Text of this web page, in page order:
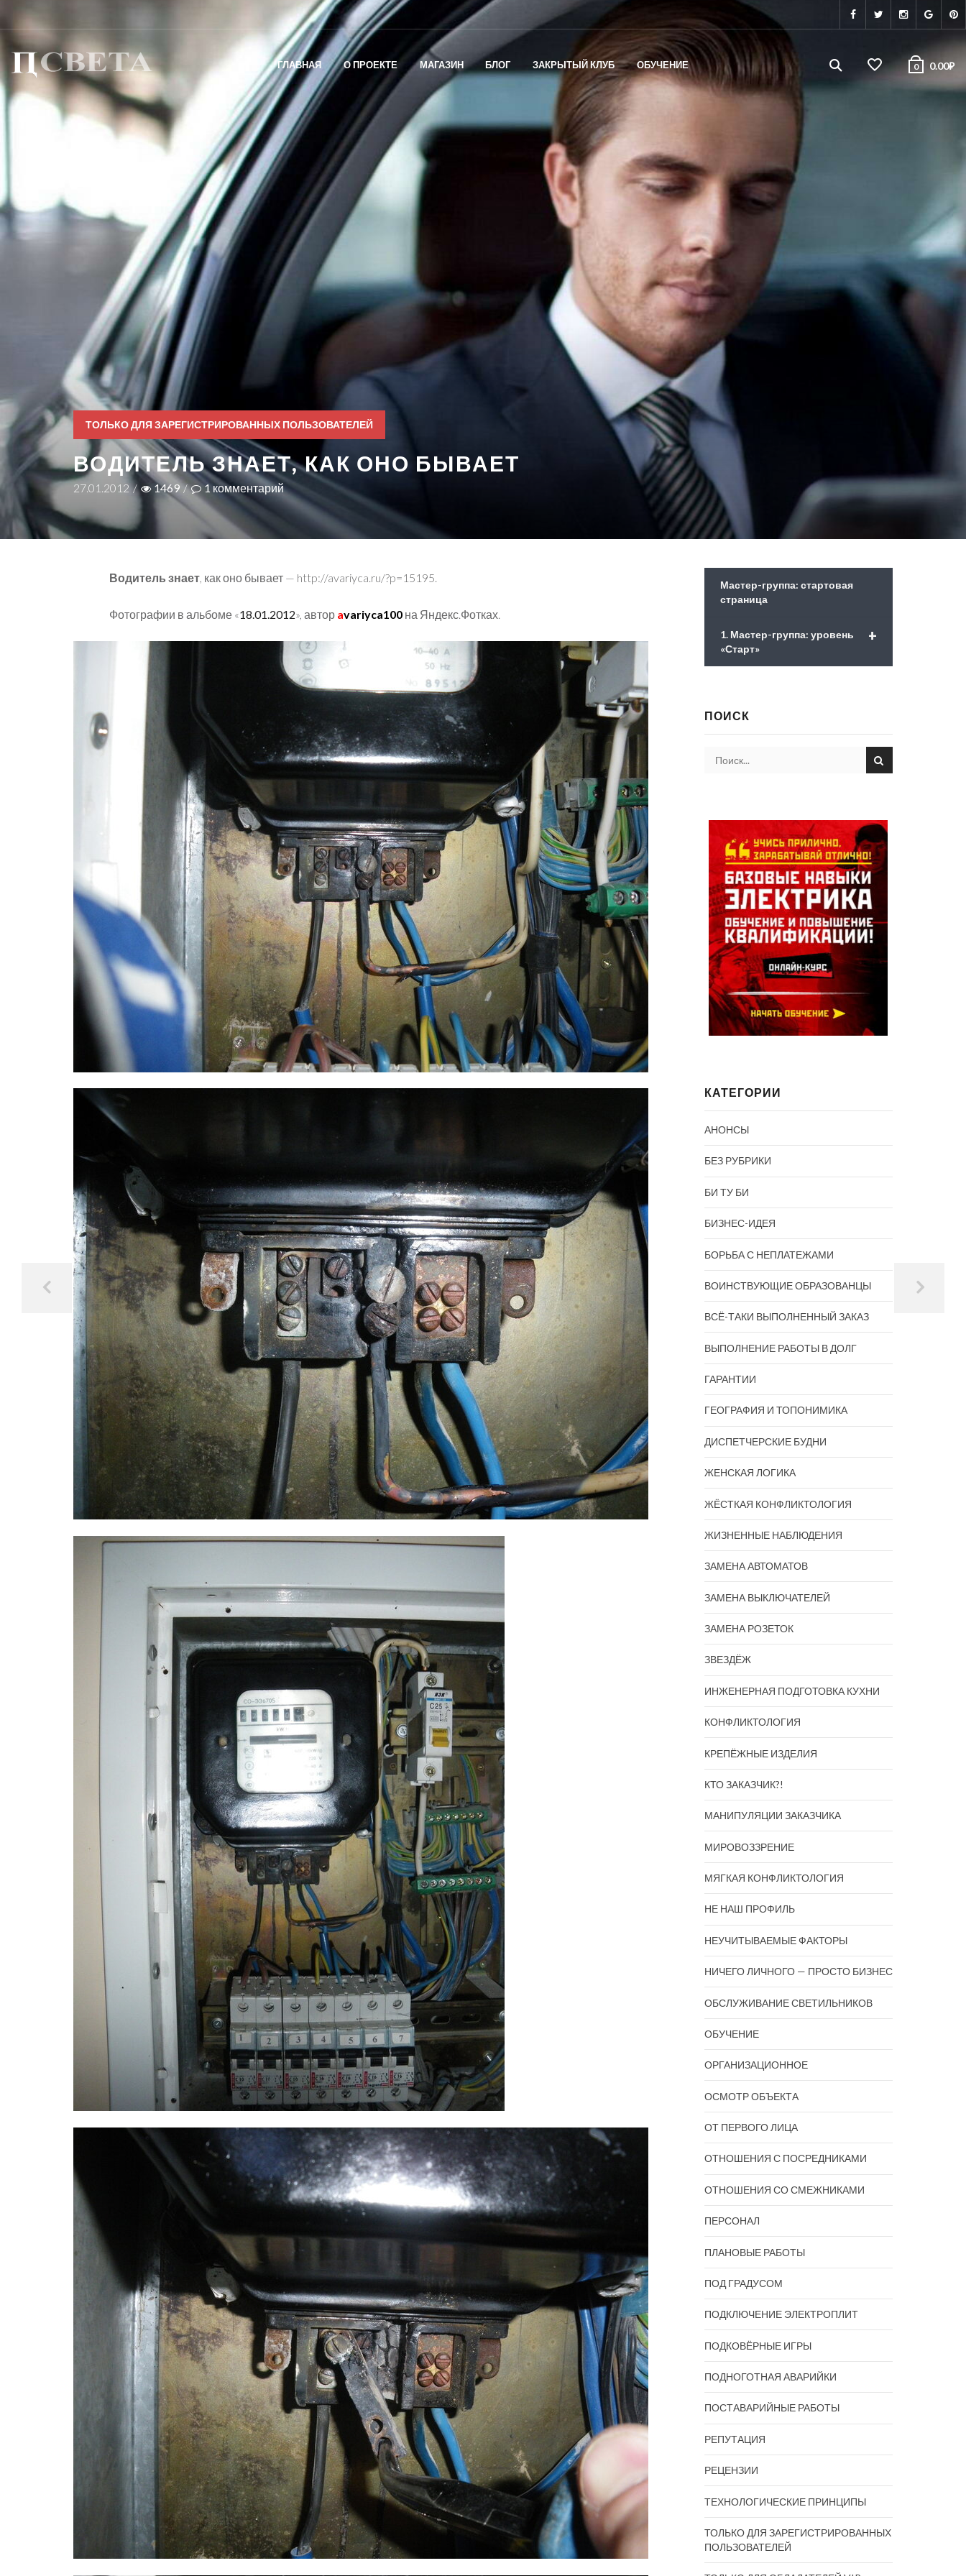
ГЛАВНАЯ О ПРОЕКТЕ МАГАЗИН БЛОГ ЗАКРЫТЫЙ КЛУБ ОБУЧЕНИЕ 0 0.00₽
ТОЛЬКО ДЛЯ ЗАРЕГИСТРИРОВАННЫХ ПОЛЬЗОВАТЕЛЕЙ
ВОДИТЕЛЬ ЗНАЕТ, КАК ОНО БЫВАЕТ
27.01.2012 / 1469 / 1комментарий
Водитель знает, как оно бывает — http://avariyca.ru/?p=15195.
Фотографии в альбоме «18.01.2012», автор avariyca100 на Яндекс.Фотках.
Мастер-группа: стартовая
страница
+
1. Мастер-группа: уровень
«Старт»
ПОИСК
КАТЕГОРИИ
АНОНСЫ
БЕЗ РУБРИКИ
БИ ТУ БИ
БИЗНЕС-ИДЕЯ
БОРЬБА С НЕПЛАТЕЖАМИ
ВОИНСТВУЮЩИЕ ОБРАЗОВАНЦЫ
ВСЁ-ТАКИ ВЫПОЛНЕННЫЙ ЗАКАЗ
ВЫПОЛНЕНИЕ РАБОТЫ В ДОЛГ
ГАРАНТИИ
ГЕОГРАФИЯ И ТОПОНИМИКА
ДИСПЕТЧЕРСКИЕ БУДНИ
ЖЕНСКАЯ ЛОГИКА
ЖЁСТКАЯ КОНФЛИКТОЛОГИЯ
ЖИЗНЕННЫЕ НАБЛЮДЕНИЯ
ЗАМЕНА АВТОМАТОВ
ЗАМЕНА ВЫКЛЮЧАТЕЛЕЙ
ЗАМЕНА РОЗЕТОК
ЗВЕЗДЁЖ
ИНЖЕНЕРНАЯ ПОДГОТОВКА КУХНИ
КОНФЛИКТОЛОГИЯ
КРЕПЁЖНЫЕ ИЗДЕЛИЯ
КТО ЗАКАЗЧИК?!
МАНИПУЛЯЦИИ ЗАКАЗЧИКА
МИРОВОЗЗРЕНИЕ
МЯГКАЯ КОНФЛИКТОЛОГИЯ
НЕ НАШ ПРОФИЛЬ
НЕУЧИТЫВАЕМЫЕ ФАКТОРЫ
НИЧЕГО ЛИЧНОГО — ПРОСТО БИЗНЕС
ОБСЛУЖИВАНИЕ СВЕТИЛЬНИКОВ
ОБУЧЕНИЕ
ОРГАНИЗАЦИОННОЕ
ОСМОТР ОБЪЕКТА
ОТ ПЕРВОГО ЛИЦА
ОТНОШЕНИЯ С ПОСРЕДНИКАМИ
ОТНОШЕНИЯ СО СМЕЖНИКАМИ
ПЕРСОНАЛ
ПЛАНОВЫЕ РАБОТЫ
ПОД ГРАДУСОМ
ПОДКЛЮЧЕНИЕ ЭЛЕКТРОПЛИТ
ПОДКОВЁРНЫЕ ИГРЫ
ПОДНОГОТНАЯ АВАРИЙКИ
ПОСТАВАРИЙНЫЕ РАБОТЫ
РЕПУТАЦИЯ
РЕЦЕНЗИИ
ТЕХНОЛОГИЧЕСКИЕ ПРИНЦИПЫ
ТОЛЬКО ДЛЯ ЗАРЕГИСТРИРОВАННЫХ
ПОЛЬЗОВАТЕЛЕЙ